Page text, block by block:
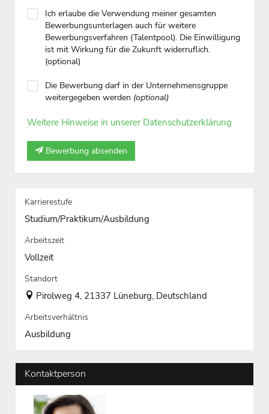
Ich erlaube die Verwendung meiner gesamten
Bewerbungsunterlagen auch für weitere
Bewerbungsverfahren (Talentpool). Die Einwilligung
ist mit Wirkung für die Zukunft widerruflich.
(optional)
Die Bewerbung darf in der Unternehmensgruppe
weitergegeben werden (optional)
Weitere Hinweise in unserer Datenschutzerklärung
Bewerbung absenden
Karrierestufe
Studium/Praktikum/Ausbildung
Arbeitszeit
Vollzeit
Standort
Pirolweg 4, 21337 Lüneburg, Deutschland
Arbeitsverhältnis
Ausbildung
Kontaktperson